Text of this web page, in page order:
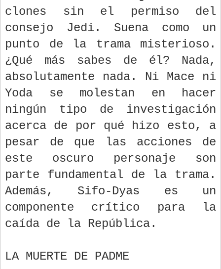
clones sin el permiso del
consejo Jedi. Suena como un
punto de la trama misterioso.
¿Qué más sabes de él? Nada,
absolutamente nada. Ni Mace ni
Yoda se molestan en hacer
ningún tipo de investigación
acerca de por qué hizo esto, a
pesar de que las acciones de
este oscuro personaje son
parte fundamental de la trama.
Además, Sifo-Dyas es un
componente crítico para la
caída de la República.
LA MUERTE DE PADME